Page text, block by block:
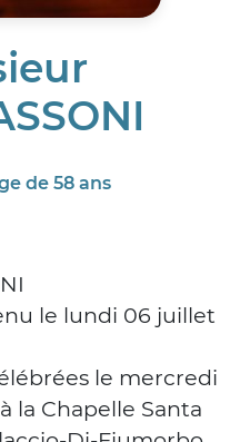
de 58 ans
le lundi 06 juillet
le mercredi
la Chapelle Santa